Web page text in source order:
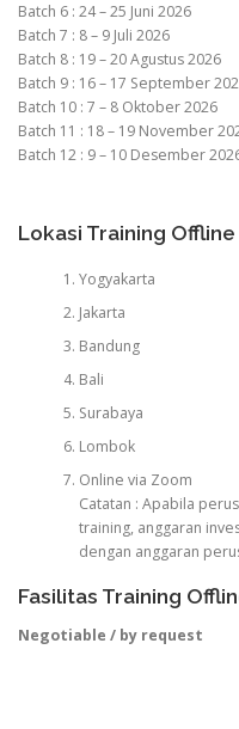
Batch 6 : 24 – 25 Juni 2026
Batch 7 : 8 – 9 Juli 2026
Batch 8 : 19 – 20 Agustus 2026
Batch 9 : 16 – 17 September
Batch 10 : 7 – 8 Oktober 2026
Batch 11 : 18 – 19 November
Batch 12 : 9 – 10 Desember
Lokasi Training
Yogyakarta
Jakarta
Bandung
Bali
Surabaya
Lombok
Online via Zoom
Catatan : Apabila
training, anggaran
dengan anggaran
Fasilitas Training
Negotiable / by request